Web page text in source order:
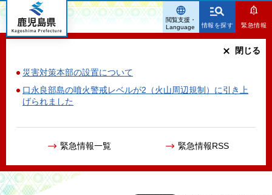
鹿児島県
情報を探す 緊急情報
災害対策本部の設置について
口永良部島の噴火警戒レベルが2（火山周辺規制）に引き上
げられました
緊急情報一覧 緊急情報RSS
閉じる
閲覧支援・
Language